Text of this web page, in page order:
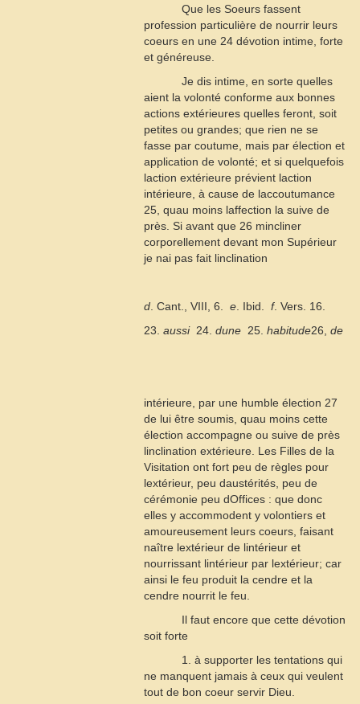
Que les Soeurs fassent
profession particulière de nourrir leurs
coeurs en une 24 dévotion intime, forte
et généreuse.
Je dis intime, en sorte quelles
aient la volonté conforme aux bonnes
actions extérieures quelles feront, soit
petites ou grandes; que rien ne se
fasse par coutume, mais par élection et
application de volonté; et si quelquefois
laction extérieure prévient laction
intérieure, à cause de laccoutumance
25 , quau moins laffection la suive de
près. Si avant que 26 mincliner
corporellement devant mon Supérieur
je nai pas fait linclination
d . Cant., VIII, 6.  e . Ibid.  f. Vers. 16.
23. aussi 24. dune  25. habitude26, de
intérieure, par une humble élection 27
de lui être soumis, quau moins cette
élection accompagne ou suive de près
linclination extérieure. Les Filles de la
Visitation ont fort peu de règles pour
lextérieur, peu daustérités, peu de
cérémonie peu dOffices : que donc
elles y accommodent y volontiers et
amoureusement leurs coeurs, faisant
naître lextérieur de lintérieur et
nourrissant lintérieur par lextérieur; car
ainsi le feu produit la cendre et la
cendre nourrit le feu.
Il faut encore que cette dévotion
soit forte
1. à supporter les tentations qui
ne manquent jamais à ceux qui veulent
tout de bon coeur servir Dieu.